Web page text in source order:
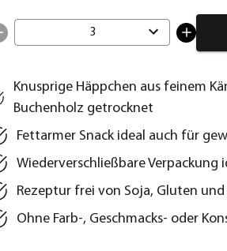
3
Knusprige Häppchen aus feinem
Buchenholz getrocknet
Fettarmer Snack ideal auch für
Wiederverschließbare Verpackung
Rezeptur frei von Soja, Gluten
Ohne Farb-, Geschmacks- oder